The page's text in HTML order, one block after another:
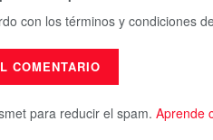
con los términos y condiciones
para reducir el spam. Aprende